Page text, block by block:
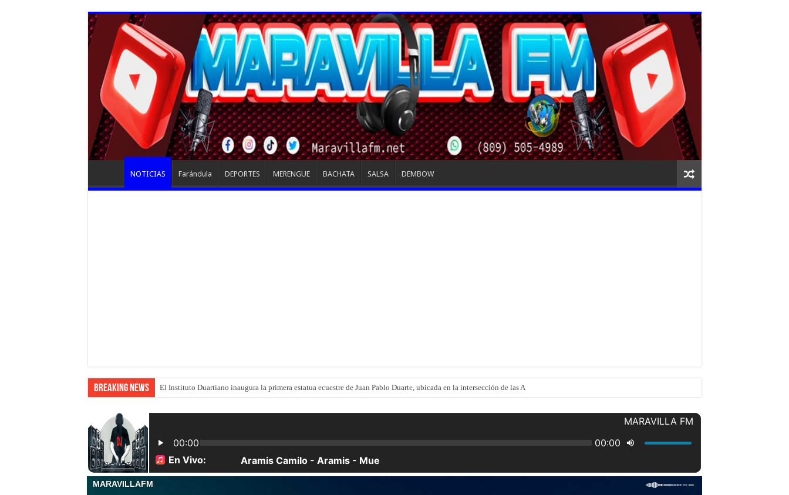
NOTICIAS Farándula DEPORTES MERENGUE BACHATA SALSA DEMBOW
Breaking News El Instituto Duartiano inaugura la primera estatua ecuestre de Juan Pablo Duarte, ubicada en la intersección de las Av. 27 de Febrero y Winston Chu